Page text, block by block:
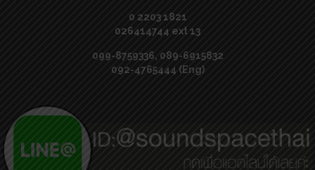
0 2203 1821
026414744 ext 13
099-8759336, 089-6915832
092-4765444 (Eng)